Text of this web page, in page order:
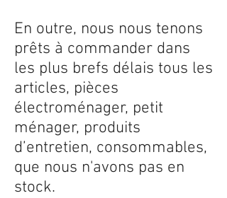
En outre, nous nous tenons
prêts à commander dans
les plus brefs délais tous les
articles, pièces
électroménager, petit
ménager, produits
d’entretien, consommables,
que nous n'avons pas en
stock.